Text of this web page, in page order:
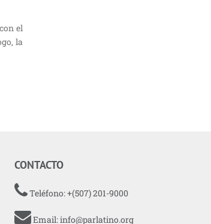
el
la
CONTACTO
Teléfono: +(507) 201-9000
Email:info@parlatino.org